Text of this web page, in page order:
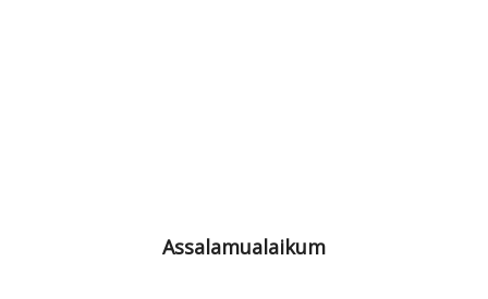
Assalamualaikum